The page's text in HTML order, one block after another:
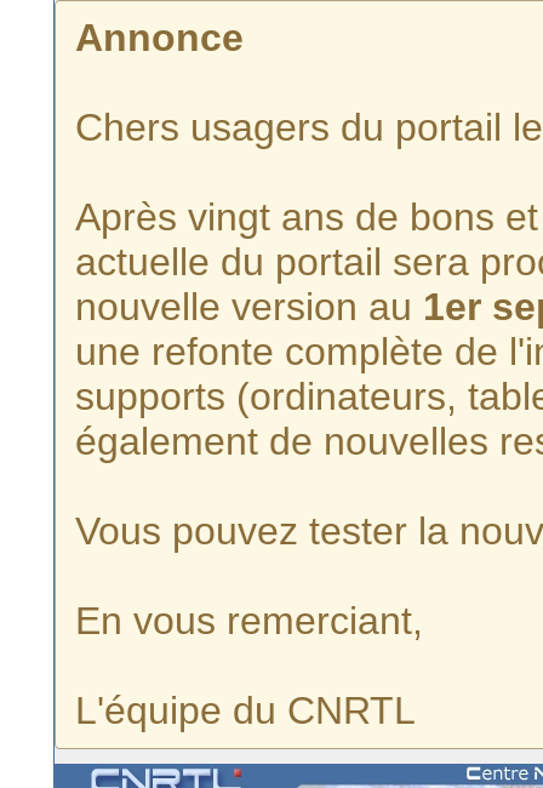
Annonce
Chers usagers du portail
Après vingt ans de bons
actuelle du portail sera
nouvelle version au 1er
une refonte complète de
supports (ordinateurs,
également de nouvelles
Vous pouvez tester la
En vous remerciant,
L'équipe du CNRTL